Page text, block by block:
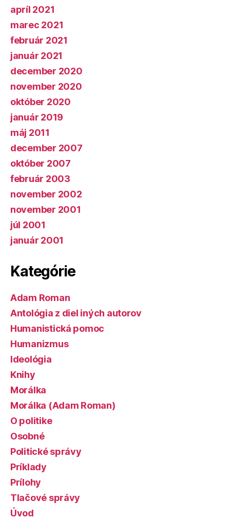
apríl 2021
marec 2021
február 2021
január 2021
december 2020
november 2020
október 2020
január 2019
máj 2011
december 2007
október 2007
február 2003
november 2002
november 2001
júl 2001
január 2001
Kategórie
Adam Roman
Antológia z diel iných autorov
Humanistická pomoc
Humanizmus
Ideológia
Knihy
Morálka
Morálka (Adam Roman)
O politike
Osobné
Politické správy
Príklady
Prílohy
Tlačové správy
Úvod